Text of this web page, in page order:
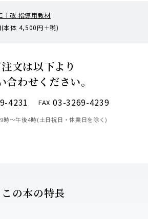
I 改 指導用教材
(本体 4,500円＋税)
文は以下より
合わせください。
4231 FAX 03-3269-4239
時〜午後4時(土日祝日・休業日を除く)
この本の特長